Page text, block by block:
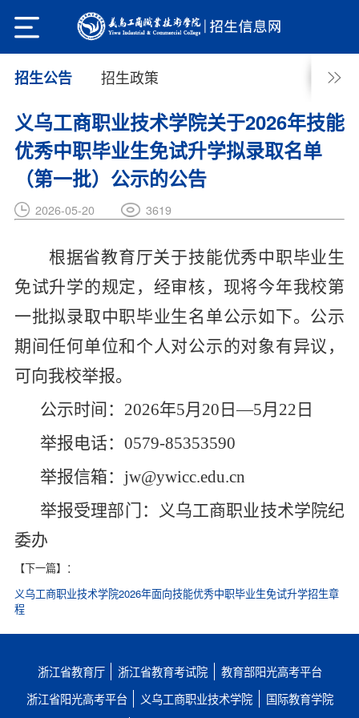
招生公告 招生政策
义乌工商职业技术学院关于2026年技能
优秀中职毕业生免试升学拟录取名单
（第一批）公示的公告
2026-05-20 3619
根据省教育厅关于技能优秀中职毕业生
免试升学的规定，经审核，现将今年我校第
一批拟录取中职毕业生名单公示如下。公示
期间任何单位和个人对公示的对象有异议，
可向我校举报。
公示时间：2026年5月20日—5月22日
举报电话：0579-85353590
举报信箱：jw@ywicc.edu.cn
举报受理部门：义乌工商职业技术学院纪
委办
【下一篇】 ：
义乌工商职业技术学院2026年面向技能优秀中职毕业生免试升学招生章
程
浙江省教育厅 浙江省教育考试院
教育部阳光高考平台
浙江省阳光高考平台
义乌工商职业技术学院
国际教育学院